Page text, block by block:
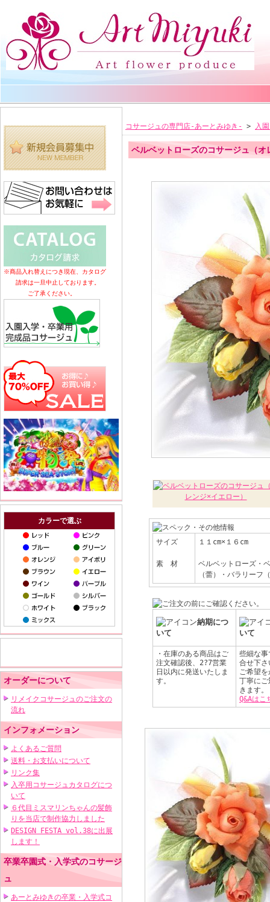
※商品入れ替えにつき現在、カタログ
請求は一旦中止しております。
ご了承ください。
カラーで選ぶ
オーダーについて
リメイクコサージュのご注文の
流れ
インフォメーション
よくあるご質問
送料・お支払いについて
リンク集
入卒用コサージュカタログにつ
いて
６代目ミスマリンちゃんの髪飾
りを当店で制作協力しました
DESIGN FESTA vol.38に出展
します！
卒業卒園式・入学式のコサージ
ュ
あーとみゆきの卒業・入学式コ
コサージュの専門店-あーとみゆき- > 入
ベルベットローズのコサージュ（
サイズ
素 材
１１cm×１６cm
ベルベットローズ・
（蕾）・バラリーフ
納期につ
いて
いて
・在庫のある商品はご
注文確認後、2?7営業
日以内に発送いたしま
す。
些細な事
合せ下さ
ご希望
丁寧にご
きます。
Q&Aはこ